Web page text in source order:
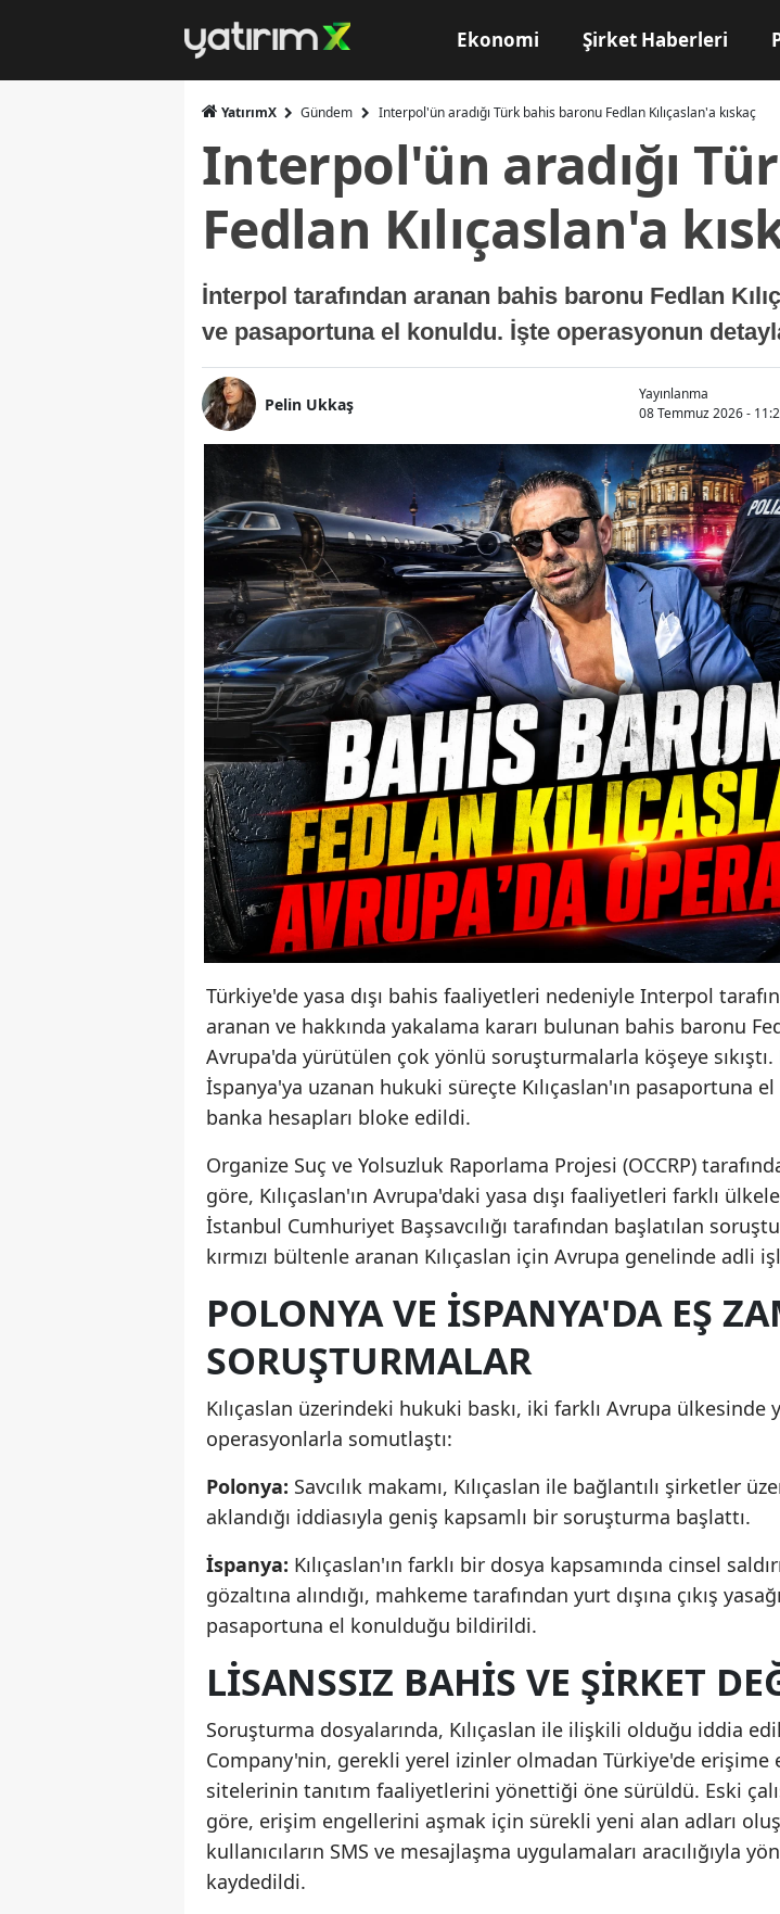
Ekonomi Şirket Haberleri
YatırımX Gündem Interpol'ün aradığı Türk bahis baronu Fedlan Kılıçaslan'a kıskaç
Interpol'ün aradığı
Fedlan Kılıçaslan'a
İnterpol tarafından aranan bahis baronu Fedlan
ve pasaportuna el konuldu. İşte operasyonun
Pelin Ukkaş
Yayınlanma
08 Temmuz 2026 -
Türkiye'de yasa dışı bahis faaliyetleri nedeniyle Interpol
aranan ve hakkında yakalama kararı bulunan bahis baronu
Avrupa'da yürütülen çok yönlü soruşturmalarla köşeye
İspanya'ya uzanan hukuki süreçte Kılıçaslan'ın pasaportuna
banka hesapları bloke edildi.
Organize Suç ve Yolsuzluk Raporlama Projesi (OCCRP)
göre, Kılıçaslan'ın Avrupa'daki yasa dışı faaliyetleri farklı
İstanbul Cumhuriyet Başsavcılığı tarafından başlatılan
kırmızı bültenle aranan Kılıçaslan için Avrupa genelinde adli
POLONYA VE İSPANYA'DA EŞ
SORUŞTURMALAR
Kılıçaslan üzerindeki hukuki baskı, iki farklı Avrupa ülkesinde
operasyonlarla somutlaştı:
Polonya: Savcılık makamı, Kılıçaslan ile bağlantılı şirketler
aklandığı iddiasıyla geniş kapsamlı bir soruşturma başlattı.
İspanya: Kılıçaslan'ın farklı bir dosya kapsamında cinsel
gözaltına alındığı, mahkeme tarafından yurt dışına çıkış
pasaportuna el konulduğu bildirildi.
LISANSSIZ BAHIS VE ŞIRKET
Soruşturma dosyalarında, Kılıçaslan ile ilişkili olduğu iddia
Company'nin, gerekli yerel izinler olmadan Türkiye'de erişime
sitelerinin tanıtım faaliyetlerini yönettiği öne sürüldü. Eski
göre, erişim engellerini aşmak için sürekli yeni alan adları
kullanıcıların SMS ve mesajlaşma uygulamaları aracılığıyla
kaydedildi.